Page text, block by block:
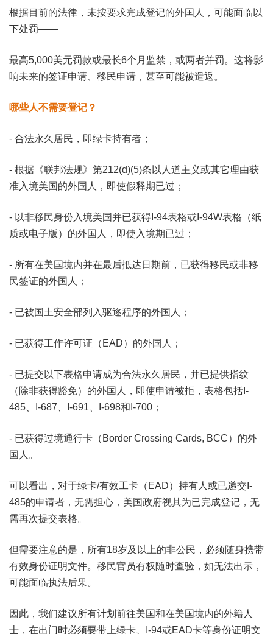
根据目前的法律，未按要求完成登记的外国人，可能面临以
下处罚——
最高5,000美元罚款或最长6个月监禁，或两者并罚。这将影
响未来的签证申请、移民申请，甚至可能被遣返。
哪些人不需要登记？
- 合法永久居民，即绿卡持有者；
- 根据《联邦法规》第212(d)(5)条以人道主义或其它理由获
准入境美国的外国人，即使假释期已过；
- 以非移民身份入境美国并已获得I-94表格或I-94W表格（纸
质或电子版）的外国人，即使入境期已过；
- 所有在美国境内并在最后抵达日期前，已获得移民或非移
民签证的外国人；
- 已被国土安全部列入驱逐程序的外国人；
- 已获得工作许可证（EAD）的外国人；
- 已提交以下表格申请成为合法永久居民，并已提供指纹
（除非获得豁免）的外国人，即使申请被拒，表格包括I-
485、I-687、I-691、I-698和I-700；
- 已获得过境通行卡（Border Crossing Cards, BCC）的外
国人。
可以看出，对于绿卡/有效工卡（EAD）持有人或已递交I-
485的申请者，无需担心，美国政府视其为已完成登记，无
需再次提交表格。
但需要注意的是，所有18岁及以上的非公民，必须随身携带
有效身份证明文件。移民官员有权随时查验，如无法出示，
可能面临执法后果。
因此，我们建议所有计划前往美国和在美国境内的外籍人
士，在出门时必须要带上绿卡、I-94或EAD卡等身份证明文